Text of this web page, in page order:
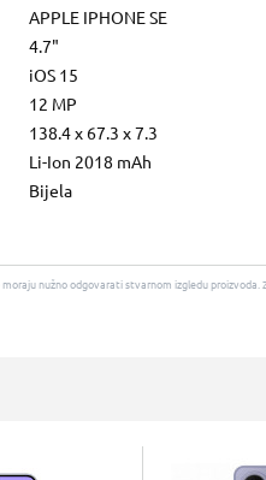
APPLE IPHONE SE
4.7"
iOS 15
12 MP
138.4 x 67.3 x 7.3
Li-Ion 2018 mAh
Bijela
nužno odgovarati stvarnom izgledu proizvoda.